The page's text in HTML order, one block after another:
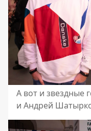
А вот и звездные
и Андрей